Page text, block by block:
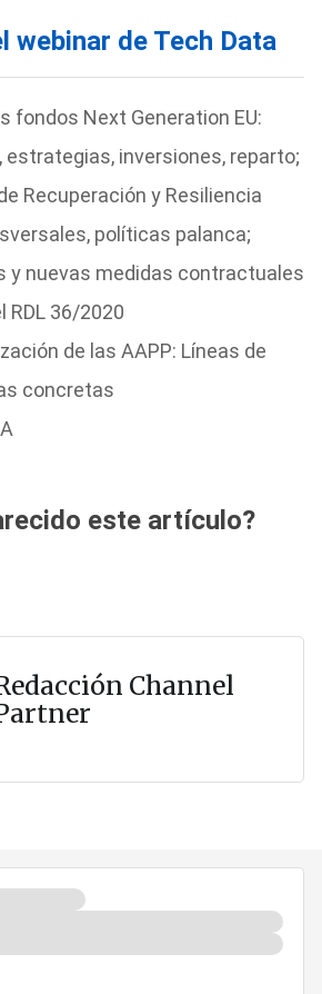
webinar de Tech Data
fondos Next Generation EU:
estrategias, inversiones, reparto;
Recuperación y Resiliencia
políticas palanca;
y nuevas medidas contractuales
RDL 36/2020
de las AAPP: Líneas de
concretas
este artículo?
Channel